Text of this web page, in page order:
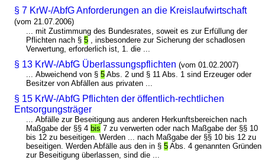
§ 7 KrW-/AbfG Anforderungen an die Kreislaufwirtschaft
(vom 21.07.2006)
... mit Zustimmung des Bundesrates, soweit es zur Erfüllung der
Pflichten nach §5 , insbesondere zur Sicherung der schadlosen
Verwertung, erforderlich ist, 1. die ...
§ 13 KrW-/AbfG Überlassungspflichten (vom 01.02.2007)
... Abweichend von §5 Abs. 2 und § 11 Abs. 1 sind Erzeuger oder
Besitzer von Abfällen aus privaten ...
§ 15 KrW-/AbfG Pflichten der öffentlich-rechtlichen
Entsorgungsträger
... Abfälle zur Beseitigung aus anderen Herkunftsbereichen nach
Maßgabe der §§ 4bis 7 zu verwerten oder nach Maßgabe der §§ 10
bis 12 zu beseitigen. Werden ... nach Maßgabe der §§ 10 bis 12 zu
beseitigen. Werden Abfälle aus den in §5 Abs. 4 genannten Gründen
zur Beseitigung überlassen, sind die ...